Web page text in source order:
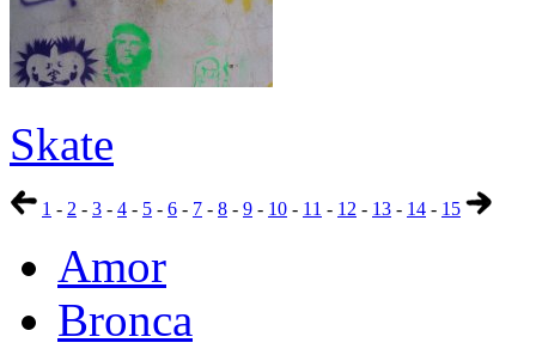
Skate
1 - 2 - 3 - 4 - 5 - 6 - 7 - 8 - 9 - 10 - 11 - 12 - 13 - 14 - 15
Amor
Bronca